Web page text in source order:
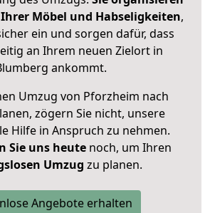
Möbel und Habseligkeiten,
ein und sorgen dafür, dass
an Ihrem neuen Zielort in
ankommt.
Umzug von Pforzheim nach
zögern Sie nicht, unsere
Hilfe in Anspruch zu nehmen.
Sie uns heutenoch, um Ihren
Umzug zu planen.
Angebote erhalten